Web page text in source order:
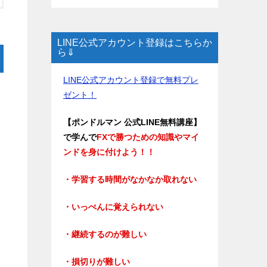
LINE公式アカウント登録はこちらか
ら⇓
LINE公式アカウント登録で無料プレ
ゼント！
【ポンドルマン 公式LINE無料講座】
で学んでFXで勝つための知識やマイ
ンドを身に付けよう！！
・学習する時間がなかなか取れない
・いっぺんに覚えられない
・継続するのが難しい
・損切りが難しい